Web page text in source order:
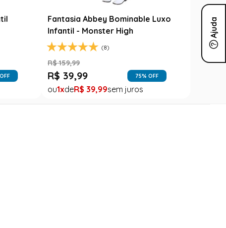
Noivinha com Fitas Coloridas
R$ 78,90
R$ 49 ,99
1 R$ 49,99
Ajuda